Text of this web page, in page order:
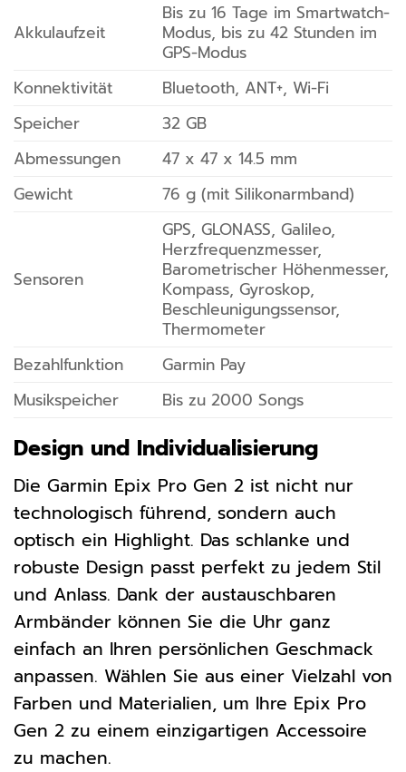
Akkulaufzeit
Bis zu 16 Tage im Smartwatch-
Modus, bis zu 42 Stunden im
GPS-Modus
Konnektivität
Bluetooth, ANT+, Wi-Fi
Speicher
32 GB
Abmessungen
47 x 47 x 14.5 mm
Gewicht
76 g (mit Silikonarmband)
Sensoren
GPS, GLONASS, Galileo,
Herzfrequenzmesser,
Barometrischer Höhenmesser,
Kompass, Gyroskop,
Beschleunigungssensor,
Thermometer
Bezahlfunktion
Garmin Pay
Musikspeicher
Bis zu 2000 Songs
Design und Individualisierung
Die Garmin Epix Pro Gen 2 ist nicht nur
technologisch führend, sondern auch
optisch ein Highlight. Das schlanke und
robuste Design passt perfekt zu jedem Stil
und Anlass. Dank der austauschbaren
Armbänder können Sie die Uhr ganz
einfach an Ihren persönlichen Geschmack
anpassen. Wählen Sie aus einer Vielzahl von
Farben und Materialien, um Ihre Epix Pro
Gen 2 zu einem einzigartigen Accessoire
zu machen.